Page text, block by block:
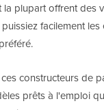
plupart offrent des
facilement les
constructeurs de
prêts à l'emploi